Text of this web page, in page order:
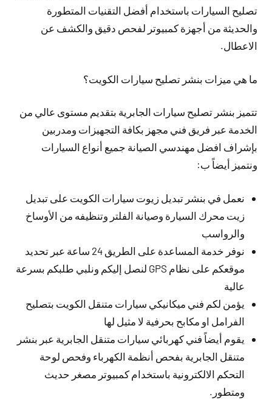
تصليح السيارات باستخدام أفضل التقنيات المتطورة
والحديثة من أجهزة كمبيوتر لفحص دقيق والكشف عن
الاعطال.
ما هي ميزات بنشر تصليح سيارات الكويت؟
تتميز بنشر تصليح سيارات الجابرية بتقديم مستوى عالي من
الخدمة عبر فريق فني مجهز بكافة التجهيزات ومدربين
بإشراف افضل مهندسي الصيانة جميع أنواع السيارات
ونتميز أيضاً ب:
نعمل في بنشر تبديل زيوت سيارات الكويت على تبديل
زيت محرك السيارة وصيانة الفلتر وتنظيفه من الأوساخ
والرواسب
نوفر خدمة المساعدة على الطريق 24 ساعة عبر تحديد
موقعكم على نظام GPS لنصل إليكم ونلبي طلبكم بسرعة
عالية
يؤمن لكم فني ميكانيكي سيارات متنقل الكويت بتصليح
الفرامل او مكابح بحرفية لا مثيل لها
يقوم أيضاً فني كهربائي سيارات متنقل الجابرية عبر بنشر
متنقل الجابرية بفحص أنظمة الكهرباء وفحص لوحة
التحكم الالكترونية باستخدام كمبيوتر مصغر حديث
ومتطور.